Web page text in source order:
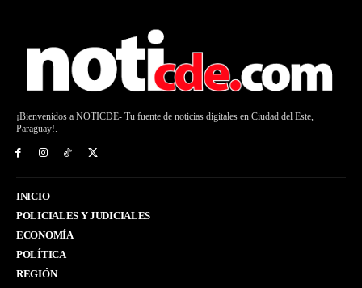
¡Bienvenidos a NOTICDE- Tu fuente de noticias digitales en Ciudad del Este,
Paraguay!.
INICIO
POLICIALES Y JUDICIALES
ECONOMÍA
POLÍTICA
REGIÓN